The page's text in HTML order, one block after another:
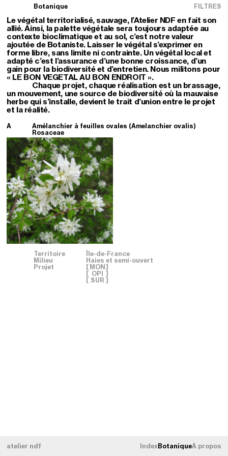
atelier ndf IndexBotaniqueÀ propos
Botanique
Le végétal territorialisé, sauvage, l’Atelier NDF en fait son
allié. Ainsi, la palette végétale sera toujours adaptée au
contexte bioclimatique et au sol, c’est notre valeur
ajoutée de Botaniste. Laisser le végétal s’exprimer en
forme libre, sans limite ni contrainte. Un végétal local et
adapté c’est l’assurance d’une bonne croissance, d’un
gain pour la biodiversité et d’entretien. Nous militons pour
« LE BON VEGETAL AU BON ENDROIT ».
Chaque projet, chaque réalisation est un brassage,
un mouvement, une source de biodiversité où la mauvaise
herbe qui s’installe, devient le trait d’union entre le projet
et la réalité.
FILTRES
A
Amélanchier à feuilles ovales (Amelanchier ovalis)
Rosaceae
Territoire
Île-de-France
Milieu
Haies et semi-ouvert
Projet
[ MON ]
[ OPI
]
[ SUR ]